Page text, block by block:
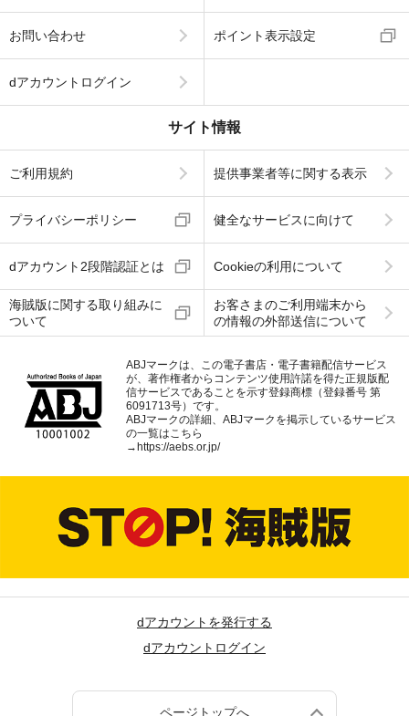
お問い合わせ ポイント表示設定
dアカウントログイン
サイト情報
ご利用規約 提供事業者等に関する表示
プライバシーポリシー 健全なサービスに向けて
dアカウント2段階認証とは Cookieの利用について
海賊版に関する取り組みに
ついて
お客さまのご利用端末から
の情報の外部送信について
ABJマークは、この電子書店・電子書籍配信サービス
が、著作権者からコンテンツ使用許諾を得た正規版配
信サービスであることを示す登録商標（登録番号 第
6091713号）です。
ABJマークの詳細、ABJマークを掲示しているサービス
の一覧はこちら
→ https://aebs.or.jp/
dアカウントを発行する
dアカウントログイン
ページトップへ